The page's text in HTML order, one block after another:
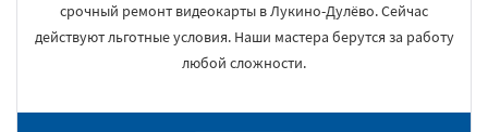
срочный ремонт видеокарты в Лукино-Дулёво. Сейчас
действуют льготные условия. Наши мастера берутся за работу
любой сложности.
×